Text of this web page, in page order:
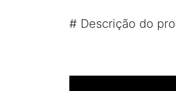
# Descrição do